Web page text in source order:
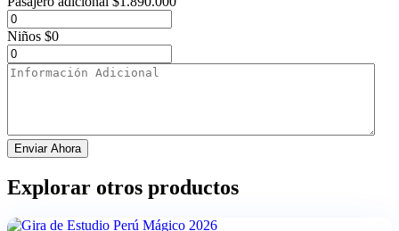
Niños $0
Enviar Ahora
Explorar otros productos